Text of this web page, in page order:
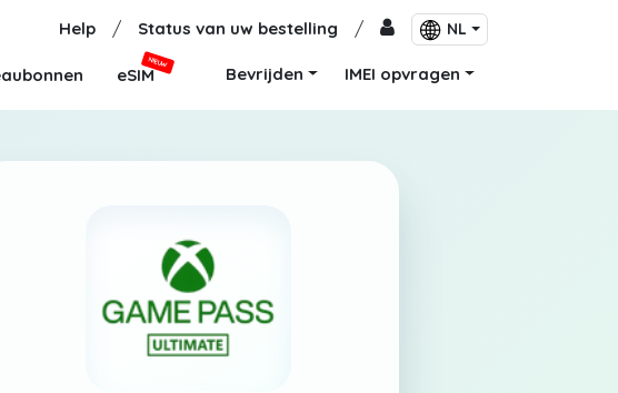
Help / Status van uw bestelling / NL
eSIM
NIEUW
Bevrijden IMEI opvragen